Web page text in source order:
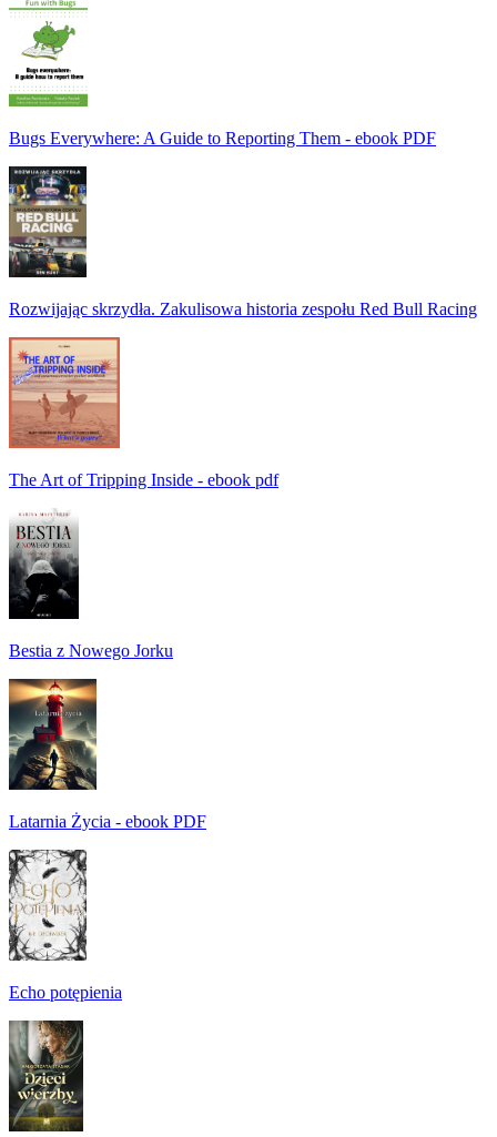
Bugs Everywhere: A Guide to Reporting Them - ebook PDF
Rozwijając skrzydła. Zakulisowa historia zespołu Red Bull Racing
The Art of Tripping Inside - ebook pdf
Bestia z Nowego Jorku
Latarnia Życia - ebook PDF
Echo potępienia